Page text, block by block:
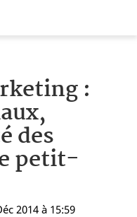
:
des
petit-
2014 à 15:59